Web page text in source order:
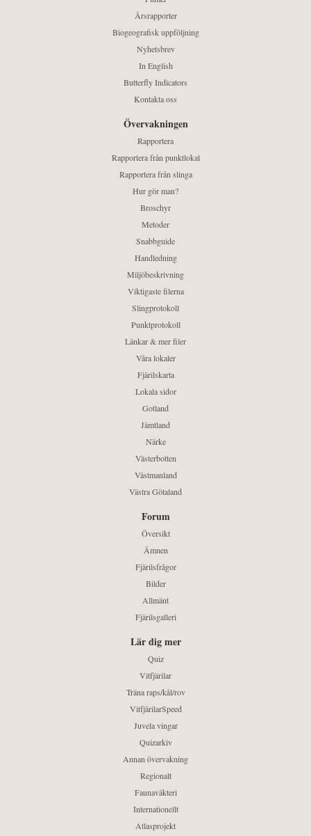
Årsrapporter
Biogeografisk uppföljning
Nyhetsbrev
In English
Butterfly Indicators
Kontakta oss
Övervakningen
Rapportera
Rapportera från punktlokal
Rapportera från slinga
Hur gör man?
Broschyr
Metoder
Snabbguide
Handledning
Miljöbeskrivning
Viktigaste filerna
Slingprotokoll
Punktprotokoll
Länkar & mer filer
Våra lokaler
Fjärilskarta
Lokala sidor
Gotland
Jämtland
Närke
Västerbotten
Västmanland
Västra Götaland
Forum
Översikt
Ämnen
Fjärilsfrågor
Bilder
Allmänt
Fjärilsgalleri
Lär dig mer
Quiz
Vitfjärilar
Träna raps/kål/rov
VitfjärilarSpeed
Juvela vingar
Quizarkiv
Annan övervakning
Regionalt
Faunaväkteri
Internationellt
Atlasprojekt